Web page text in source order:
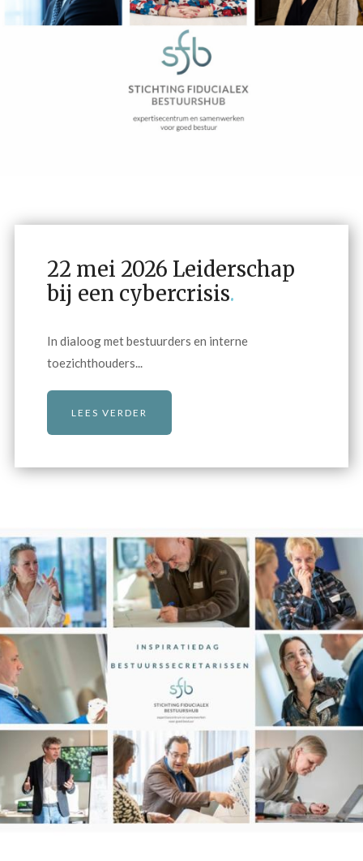
22 mei 2026 Leiderschap
bij een cybercrisis.
In dialoog met bestuurders en interne
toezichthouders...
LEES VERDER